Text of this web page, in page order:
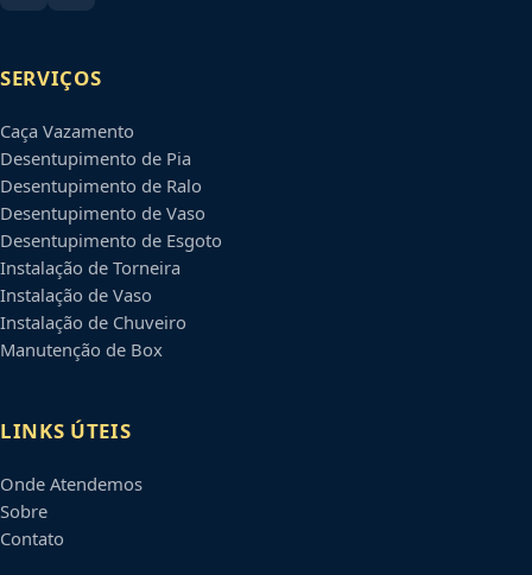
SERVIÇOS
Caça Vazamento
Desentupimento de Pia
Desentupimento de Ralo
Desentupimento de Vaso
Desentupimento de Esgoto
Instalação de Torneira
Instalação de Vaso
Instalação de Chuveiro
Manutenção de Box
LINKS ÚTEIS
Onde Atendemos
Sobre
Contato